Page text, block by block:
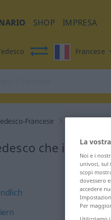
SHOP IMPRESA
Francese
Francese
che iniziano
La
Noi e i
univoci, sul
scopi
dovessero
accedere
Per